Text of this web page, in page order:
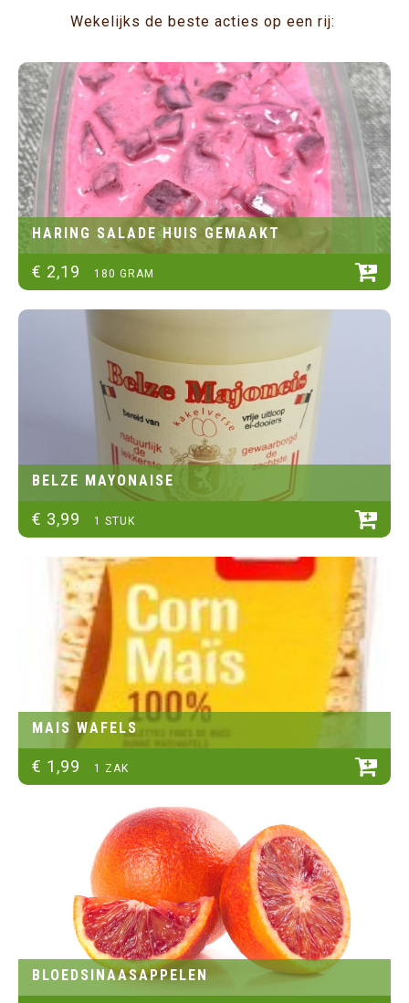
Wekelijks de beste acties op een rij:
HARING SALADE HUIS GEMAAKT
€ 2,19 180 GRAM
BELZE MAYONAISE
€ 3,99 1 STUK
MAIS WAFELS
€ 1 ,99 1 ZAK
BLOEDSINAASAPPELEN